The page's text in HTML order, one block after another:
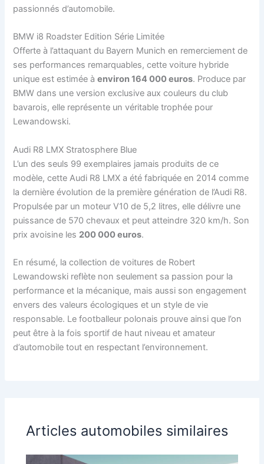
passionnés d’automobile.
BMW i8 Roadster Edition Série Limitée
Offerte à l’attaquant du Bayern Munich en remerciement de
ses performances remarquables, cette voiture hybride
unique est estimée àenviron 164 000 euros. Produce par
BMW dans une version exclusive aux couleurs du club
bavarois, elle représente un véritable trophée pour
Lewandowski.
Audi R8 LMX Stratosphere Blue
L’un des seuls 99 exemplaires jamais produits de ce
modèle, cette Audi R8 LMX a été fabriquée en 2014 comme
la dernière évolution de la première génération de l’Audi R8.
Propulsée par un moteur V10 de 5,2 litres, elle délivre une
puissance de 570 chevaux et peut atteindre 320 km/h. Son
prix avoisine les 200 000 euros.
En résumé, la collection de voitures de Robert
Lewandowski reflète non seulement sa passion pour la
performance et la mécanique, mais aussi son engagement
envers des valeurs écologiques et un style de vie
responsable. Le footballeur polonais prouve ainsi que l’on
peut être à la fois sportif de haut niveau et amateur
d’automobile tout en respectant l’environnement.
Articles automobiles similaires